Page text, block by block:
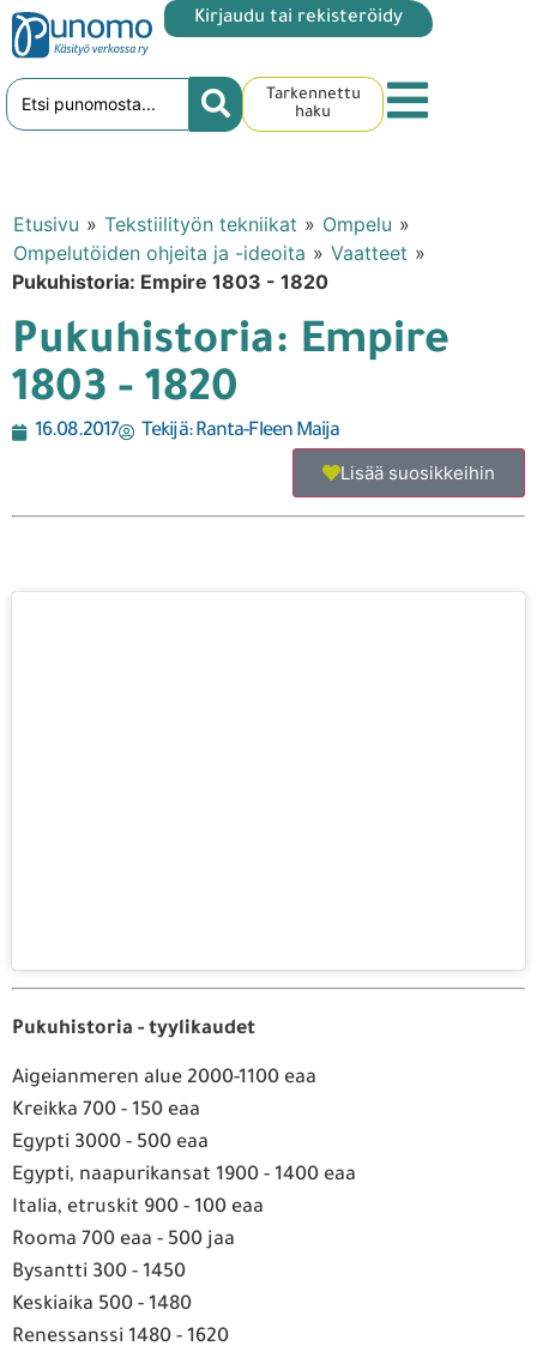
Kirjaudu tai rekisteröidy
Tarkennettu
haku
Etusivu » Tekstiilityön tekniikat » Ompelu »
Ompelutöiden ohjeita ja -ideoita » Vaatteet »
Pukuhistoria: Empire 1803 - 1820
Pukuhistoria: Empire
1803 - 1820
16.08.2017 Tekijä:Ranta-Fleen Maija
Lisää suosikkeihin
Pukuhistoria - tyylikaudet
Aigeianmeren alue 2000-1100 eaa
Kreikka 700 - 150 eaa
Egypti 3000 - 500 eaa
Egypti, naapurikansat 1900 - 1400 eaa
Italia, etruskit 900 - 100 eaa
Rooma 700 eaa - 500 jaa
Bysantti 300 - 1450
Keskiaika 500 - 1480
Renessanssi 1480 - 1620